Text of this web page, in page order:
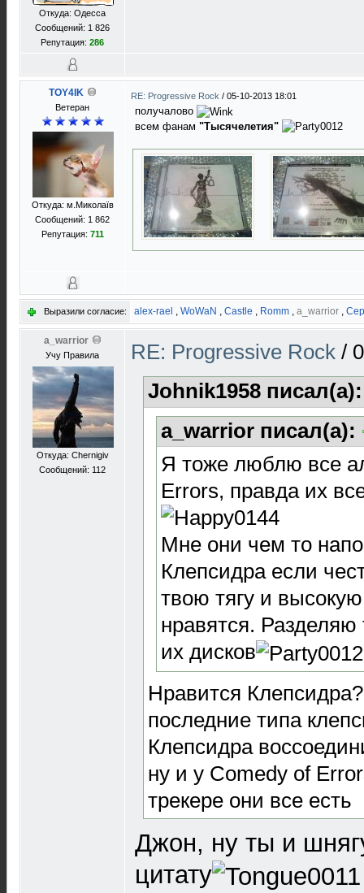
Откуда: Одесса
Сообщений: 1 826
Репутация:286
TOY4IK
Ветеран
Откуда: м.Миколаїв
Сообщений: 1 862
Репутация: 711
RE: Progressive Rock / 05-10-2013 18:01
получалово
всем фанам "Тысячелетия"
Выразили согласие: alex-rael , WoWaN , Castle , Romm , a_warrior ,
a_warrior
Учу Правила
Откуда: Chernigiv
Сообщений: 112
RE: Progressive Rock /
Johnik1958
a_warrior писал(а):
Я тоже люблю все
Errors, правда их
Мне они чем то
Клепсидра если
твою тягу и
нравятся. Разделяю
их дисков
Нравится
последние типа
Клепсидра
ну и у Comedy of
трекере они все есть
Джон, ну ты и
цитату